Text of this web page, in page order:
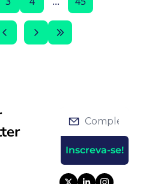
Inscreva-se!